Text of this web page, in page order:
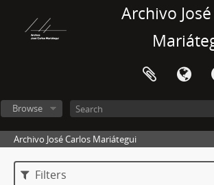
Archivo
Browse
Archivo José Carlos Mariátegui
Filters